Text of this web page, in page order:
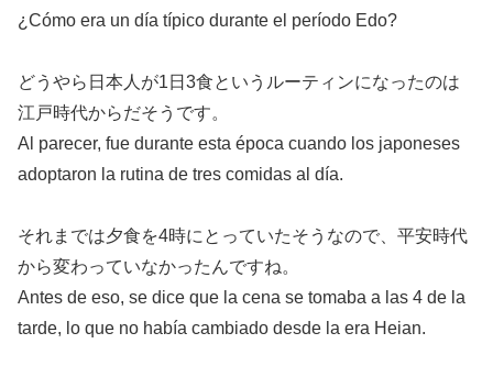
¿Cómo era un día típico durante el período Edo?
どうやら日本人が1日3食というルーティンになったのは
江戸時代からだそうです。
Al parecer, fue durante esta época cuando los japoneses
adoptaron la rutina de tres comidas al día.
それまでは夕食を4時にとっていたそうなので、平安時代
から変わっていなかったんですね。
Antes de eso, se dice que la cena se tomaba a las 4 de la
tarde, lo que no había cambiado desde la era Heian.